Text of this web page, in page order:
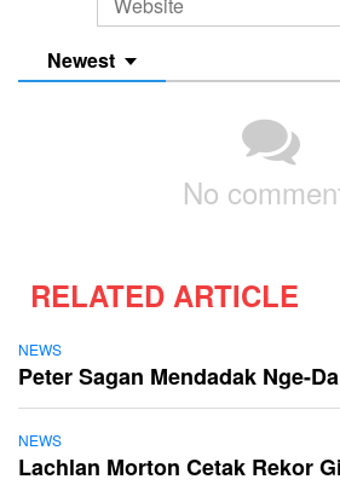
Newest
No
RELATED ARTICLE
NEWS
Peter Sagan Mendadak Nge-
NEWS
Lachlan Morton Cetak Rekor